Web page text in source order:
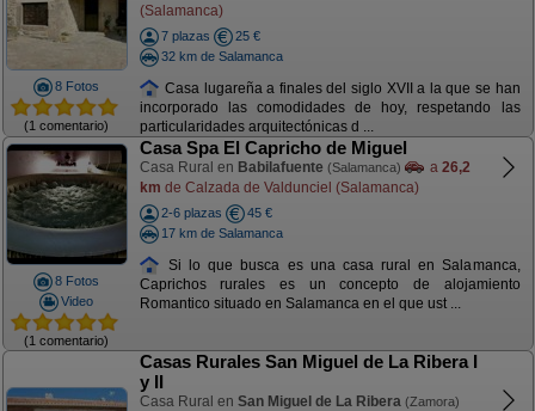
8 Fotos
(1 comentario)
(Salamanca)
7 plazas
25 €
32 km de Salamanca
Casa lugareña a finales del siglo XVII a la que se han
incorporado las comodidades de hoy, respetando las
particularidades arquitectónicas d ...
8 Fotos
Video
(1 comentario)
Casa Spa El Capricho de Miguel
Casa Rural en Babilafuente (Salamanca) a 26,2
km de Calzada de Valdunciel (Salamanca)
2-6 plazas
45 €
17 km de Salamanca
Si lo que busca es una casa rural en Salamanca,
Caprichos rurales es un concepto de alojamiento
Romantico situado en Salamanca en el que ust ...
Casas Rurales San Miguel de La Ribera I
y II
Casa Rural en San Miguel de La Ribera (Zamora)